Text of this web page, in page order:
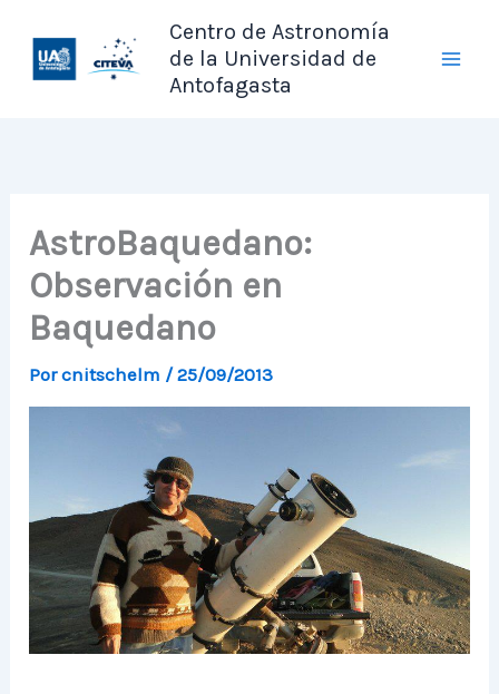
contenido
Centro de Astronomía
de la Universidad de
Antofagasta
AstroBaquedano:
Observación en
Baquedano
Porcnitschelm /25/09/2013